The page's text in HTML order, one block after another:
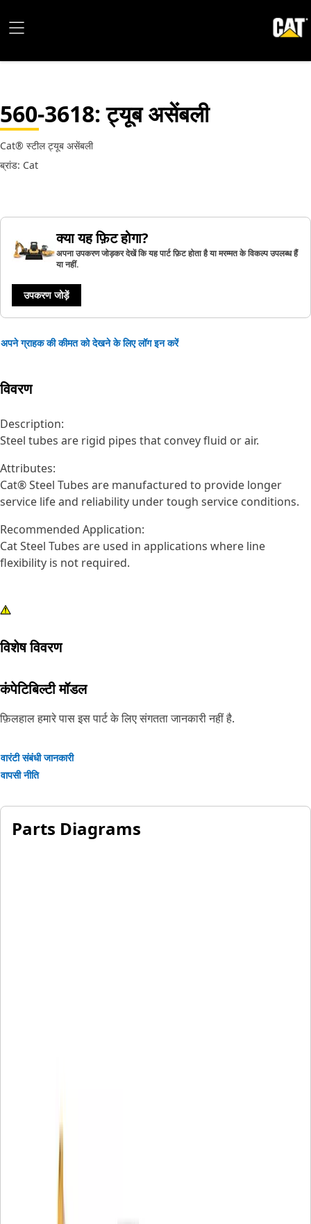
560-3618: ट्यूब असेंबली
Cat® स्टील ट्यूब असेंबली
ब्रांड: Cat
क्या यह फ़िट होगा?
अपना उपकरण जोड़कर देखें कि यह पार्ट फ़िट होता है या मरम्मत के विकल्प उपलब्ध हैं
या नहीं.
उपकरण जोड़ें
अपने ग्राहक की कीमत को देखने के लिए लॉग इन करें
विवरण
Description:
Steel tubes are rigid pipes that convey fluid or air.
Attributes:
Cat® Steel Tubes are manufactured to provide longer
service life and reliability under tough service conditions.
Recommended Application:
Cat Steel Tubes are used in applications where line
flexibility is not required.
विशेष विवरण
कंपेटिबिल्टी मॉडल
फ़िलहाल हमारे पास इस पार्ट के लिए संगतता जानकारी नहीं है.
वारंटी संबंधी जानकारी
वापसी नीति
Parts Diagrams